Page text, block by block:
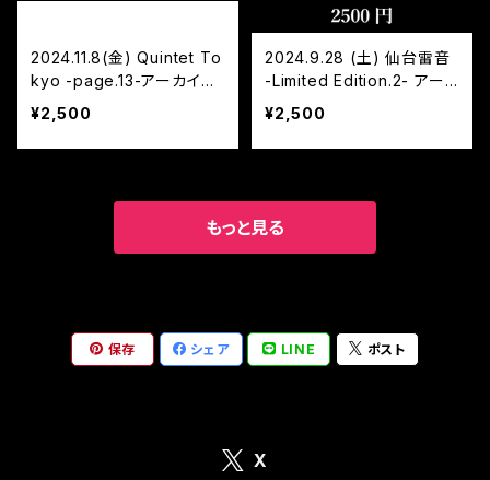
2024.11.8(金) Quintet To
kyo -page.13-アーカイブ
チケット
¥2,500
2024.9.28 (土) 仙台雷音
-Limited Edition.2- アー
カイブチケット
¥2,500
もっと見る
保存 シェア LINE ポスト
X